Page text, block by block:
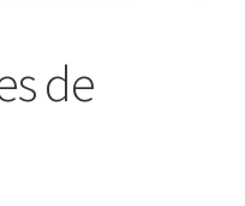
de